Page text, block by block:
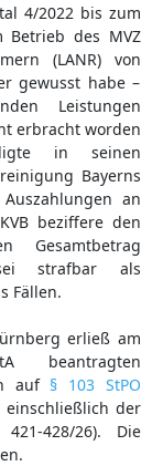
4/2022 bis zum
Betrieb des MVZ
(LANR) von
gewusst habe –
Leistungen
erbracht worden
in seinen
Bayerns
an
beziffere den
Gesamtbetrag
strafbar als
Fällen.
erließ am
beantragten
auf § 103 StPO
einschließlich der
428/26). Die